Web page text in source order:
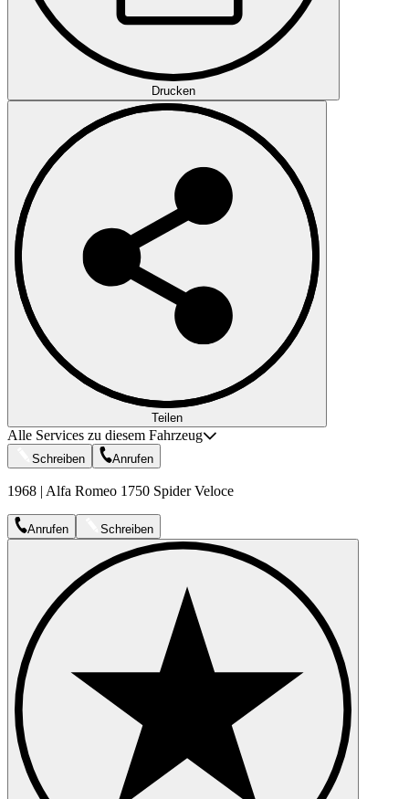
Drucken
Teilen
Alle Services zu diesem Fahrzeug
Schreiben Anrufen
1968 | Alfa Romeo 1750 Spider Veloce
Anrufen Schreiben